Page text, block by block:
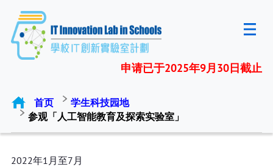
申请已于2025年9月30日截止
首页
学生科技园地
参观「人工智能教育及探索实验室」
2022年1月至7月